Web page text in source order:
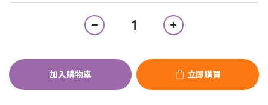
加入購物車 立即購買